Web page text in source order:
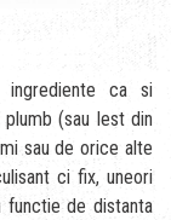
ingrediente ca si
(sau lest din
sau de orice alte
ci fix, uneori
de distanta